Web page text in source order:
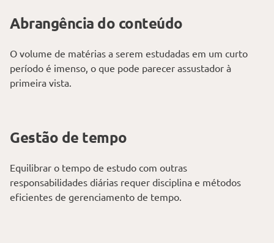
Abrangência do conteúdo
O volume de matérias a serem estudadas em um curto
período é imenso, o que pode parecer assustador à
primeira vista.
Gestão de tempo
Equilibrar o tempo de estudo com outras
responsabilidades diárias requer disciplina e métodos
eficientes de gerenciamento de tempo.